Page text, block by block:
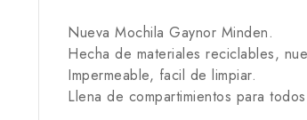
Nueva Mochila Gaynor Minden.
Hecha de materiales reciclables,
Impermeable, facil de limpiar.
Llena de compartimientos para